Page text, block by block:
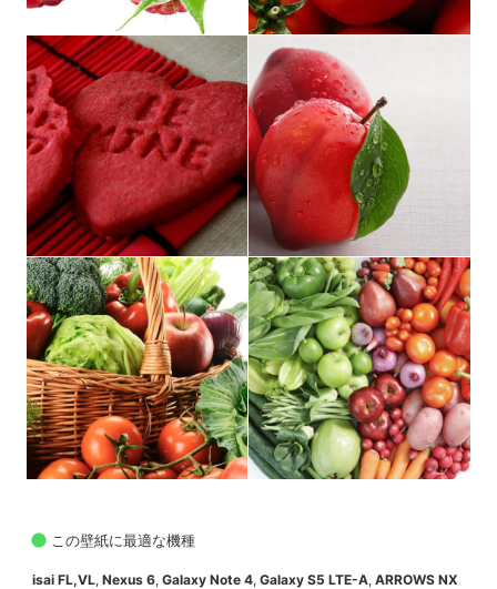
この壁紙に最適な機種
isai FL,VL, Nexus 6, Galaxy Note 4, Galaxy S5 LTE-A, ARROWS NX